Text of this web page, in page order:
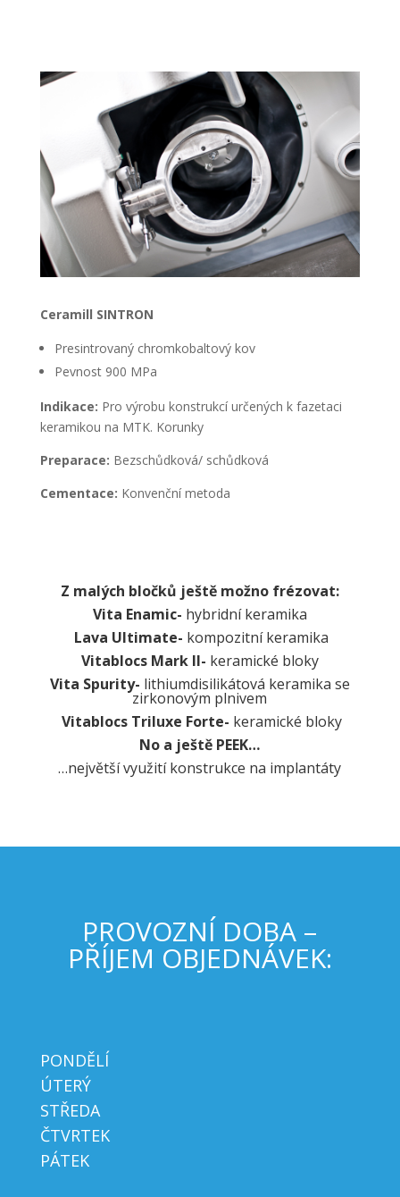
Ceramill SINTRON
Presintrovaný chromkobaltový kov
Pevnost 900 MPa
Indikace: Pro výrobu konstrukcí určených k fazetaci
keramikou na MTK. Korunky
Preparace: Bezschůdková/ schůdková
Cementace: Konvenční metoda
Z malých bločků ještě možno frézovat:
Vita Enamic- hybridní keramika
Lava Ultimate- kompozitní keramika
Vitablocs Mark II- keramické bloky
Vita Spurity- lithiumdisilikátová keramika se
zirkonovým plnivem
Vitablocs Triluxe Forte- keramické bloky
No a ještě PEEK…
…největší využití konstrukce na implantáty
PROVOZNÍ DOBA –
PŘÍJEM OBJEDNÁVEK:
PONDĚLÍ
ÚTERÝ
STŘEDA
ČTVRTEK
PÁTEK